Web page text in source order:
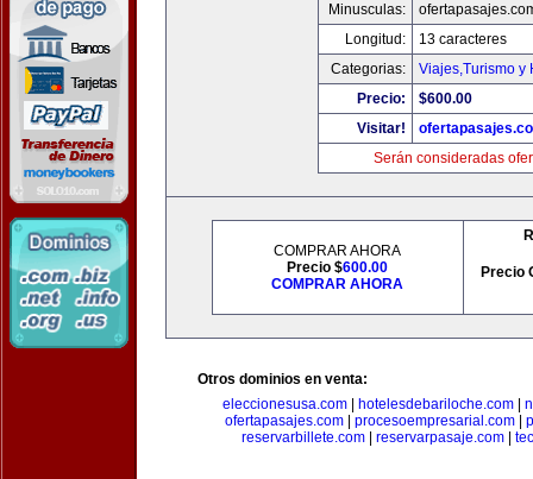
Minusculas:
Longitud:
13 caracteres
Categorias:
Viajes,Turismo y
Precio:
$600.00
Visitar!
Serán consideradas
COMPRAR AHORA
Precio $600.00
COMPRAR AHORA
Precio
Otros dominios en venta:
eleccionesusa.com| hotelesdebariloche.com|
ofertapasajes.com| procesoempresarial.com|
reservarbillete.com
reservarpasaje.com